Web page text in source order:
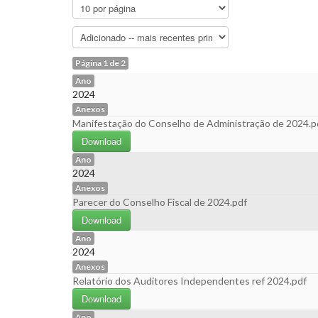
Página 1 de 2
Ano
2024
Anexos
Manifestação do Conselho de Administração de
Download
Ano
2024
Anexos
Parecer do Conselho Fiscal de 2024.pdf
Download
Ano
2024
Anexos
Relatório dos Auditores Independentes ref 2024.pdf
Download